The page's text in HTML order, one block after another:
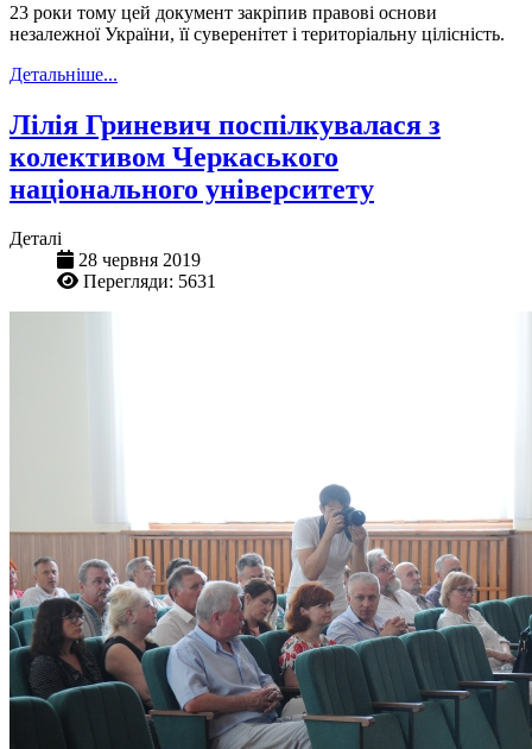
23 роки тому цей документ закріпив правові основи
незалежної України, її суверенітет і територіальну цілісність.
Детальніше...
Лілія Гриневич поспілкувалася з
колективом Черкаського
національного університету
Деталі
28 червня 2019
Перегляди: 5631